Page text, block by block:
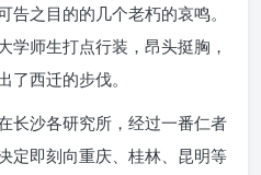
之目的的几个老朽的哀鸣。
学师生打点行装，昂头挺胸，
了西迁的步伐。
长沙各研究所，经过一番仁者
定即刻向重庆、桂林、昆明等